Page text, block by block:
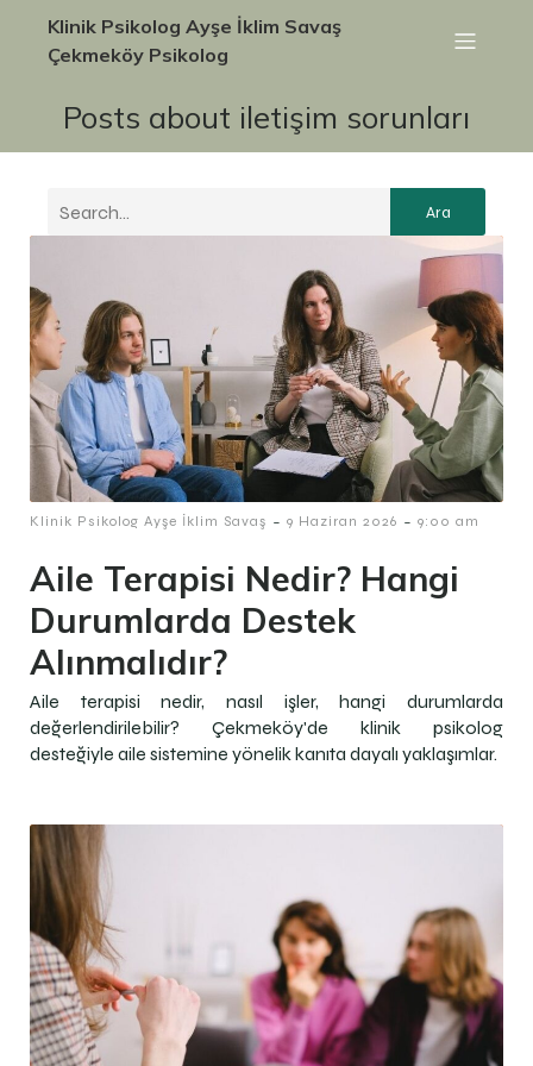
Klinik Psikolog Ayşe İklim Savaş
Çekmeköy Psikolog
Posts about iletişim sorunları
Ara
Klinik Psikolog Ayşe İklim Savaş - 9 Haziran 2026 - 9:00 am
Aile Terapisi Nedir? Hangi
Durumlarda Destek
Alınmalıdır?
Aile terapisi nedir, nasıl işler, hangi durumlarda
değerlendirilebilir? Çekmeköy'de klinik psikolog
desteğiyle aile sistemine yönelik kanıta dayalı yaklaşımlar.